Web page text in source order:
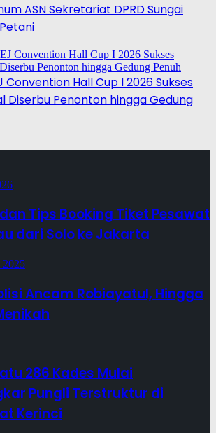
ASN Sekretariat DPRD Sungai
Convention Hall Cup I 2026 Sukses
Diserbu Penonton hingga Gedung
Tips Booking Tiket Pesawat
dari Solo ke Jakarta
2025
Ancam Robiayatul, Hingga
286 Kades Mulai
Pungli Terstruktur di
Kerinci